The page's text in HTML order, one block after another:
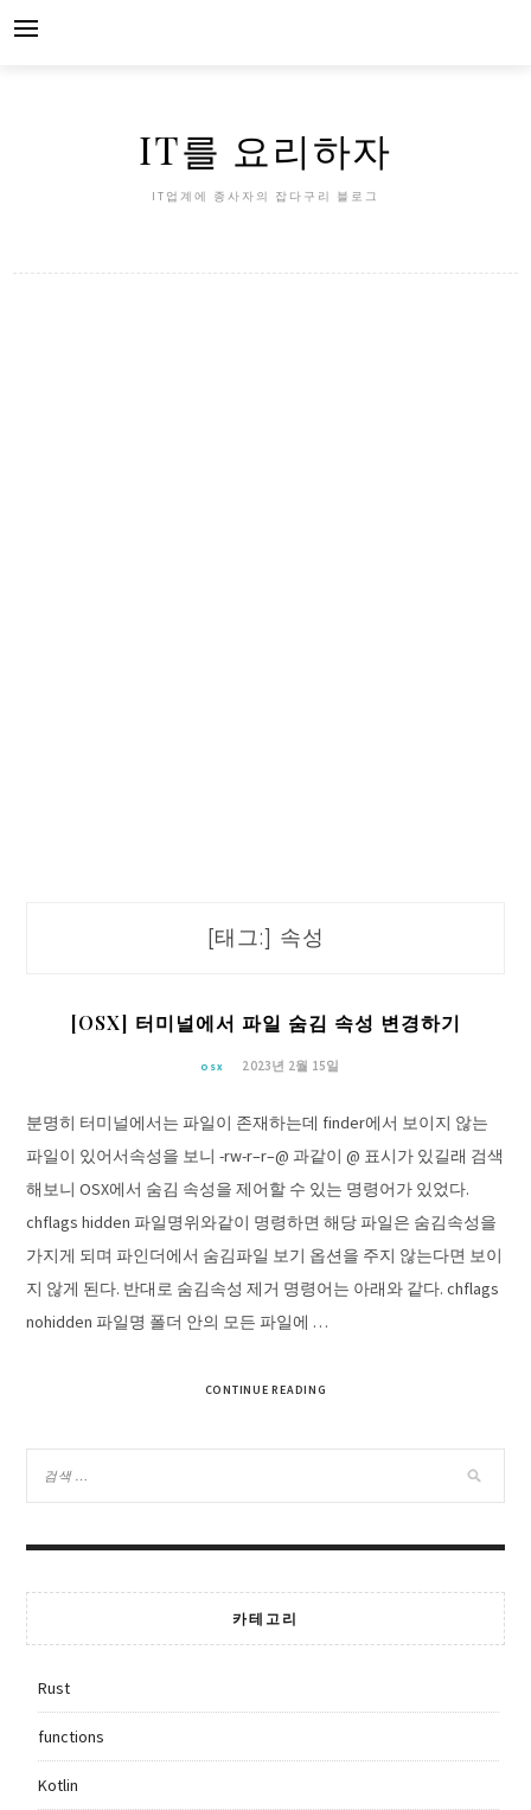
IT를 요리하자
IT업계에 종사자의 잡다구리 블로그
[태그:] 속성
[OSX] 터미널에서 파일 숨김 속성 변경하기
OSX 2023년 2월 15일
분명히 터미널에서는 파일이 존재하는데 finder에서 보이지 않는
파일이 있어서속성을 보니 -rw-r–r–@ 과같이 @ 표시가 있길래 검색
해보니 OSX에서 숨김 속성을 제어할 수 있는 명령어가 있었다.
chflags hidden 파일명위와같이 명령하면 해당 파일은 숨김속성을
가지게 되며 파인더에서 숨김파일 보기 옵션을 주지 않는다면 보이
지 않게 된다. 반대로 숨김속성 제거 명령어는 아래와 같다. chflags
nohidden 파일명 폴더 안의 모든 파일에 …
CONTINUE READING
카테고리
Rust
functions
Kotlin